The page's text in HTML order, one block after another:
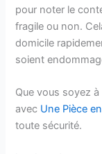
pour noter le
fragile ou non.
domicile
soient
Que vous soyez
avec Une Pièce
toute sécurité.